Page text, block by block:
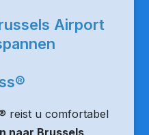
Airport
reist u comfortabel
naar Brussels